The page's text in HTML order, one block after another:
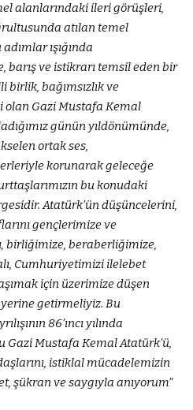
alanlarındaki ileri görüşleri,
atılan temel
ışığında
barış ve istikrarı temsil eden bir
bağımsızlık ve
olan Gazi Mustafa Kemal
günün yıldönümünde,
ortak ses,
korunarak geleceğe
bu konudaki
Atatürk’ün düşüncelerini,
gençlerimize ve
birliğimize, beraberliğimize,
Cumhuriyetimizi ilelebet
için üzerimize düşen
getirmeliyiz. Bu
86’ıncı yılında
Mustafa Kemal Atatürk’ü,
istiklal mücadelemizin
şükran ve saygıyla anıyorum”